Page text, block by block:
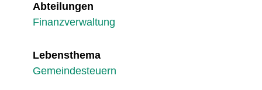
Abteilungen
Finanzverwaltung
Lebensthema
Gemeindesteuern